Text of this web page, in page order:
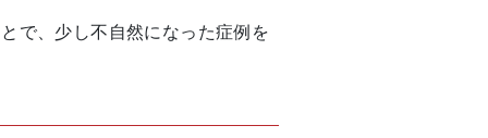
で、少し不自然になった症例を